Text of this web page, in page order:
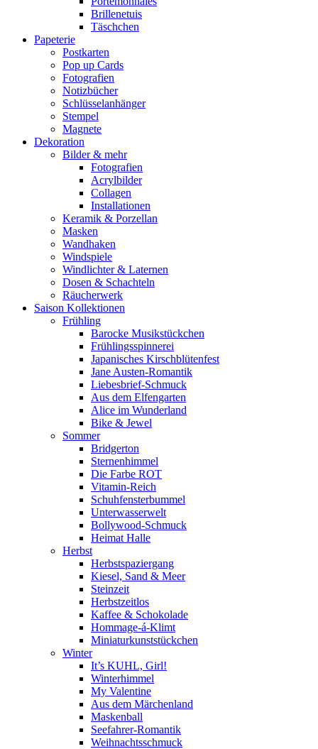
Brillenetuis
Täschchen
Papeterie
Postkarten
Pop up Cards
Fotografien
Notizbücher
Schlüsselanhänger
Stempel
Magnete
Dekoration
Bilder & mehr
Fotografien
Acrylbilder
Collagen
Installationen
Keramik & Porzellan
Masken
Wandhaken
Windspiele
Windlichter & Laternen
Dosen & Schachteln
Räucherwerk
Saison Kollektionen
Frühling
Barocke Musikstückchen
Frühlingsspinnerei
Japanisches Kirschblütenfest
Jane Austen-Romantik
Liebesbrief-Schmuck
Aus dem Elfengarten
Alice im Wunderland
Bike & Jewel
Sommer
Bridgerton
Sternenhimmel
Die Farbe ROT
Vitamin-Reich
Schuhfensterbummel
Unterwasserwelt
Bollywood-Schmuck
Heimat Halle
Herbst
Herbstspaziergang
Kiesel, Sand & Meer
Steinzeit
Herbstzeitlos
Kaffee & Schokolade
Hommage-á-Klimt
Miniaturkunststückchen
Winter
It’s KUHL, Girl!
Winterhimmel
My Valentine
Aus dem Märchenland
Maskenball
Seefahrer-Romantik
Weihnachtsschmuck